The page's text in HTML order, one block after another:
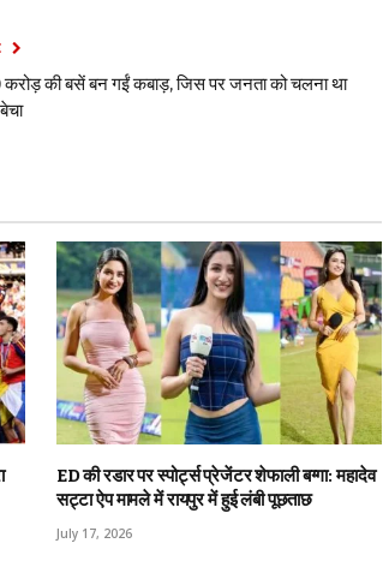
करोड़ की बसें बन गईं कबाड़, जिस पर जनता को चलना था
ED की रडार पर स्पोर्ट्स प्रेजेंटर शेफाली बग्गा: महादेव
सट्टा ऐप मामले में रायपुर में हुई लंबी पूछताछ
July 17, 2026